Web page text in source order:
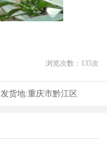
浏览次数： 135次
发货地:重庆市黔江区